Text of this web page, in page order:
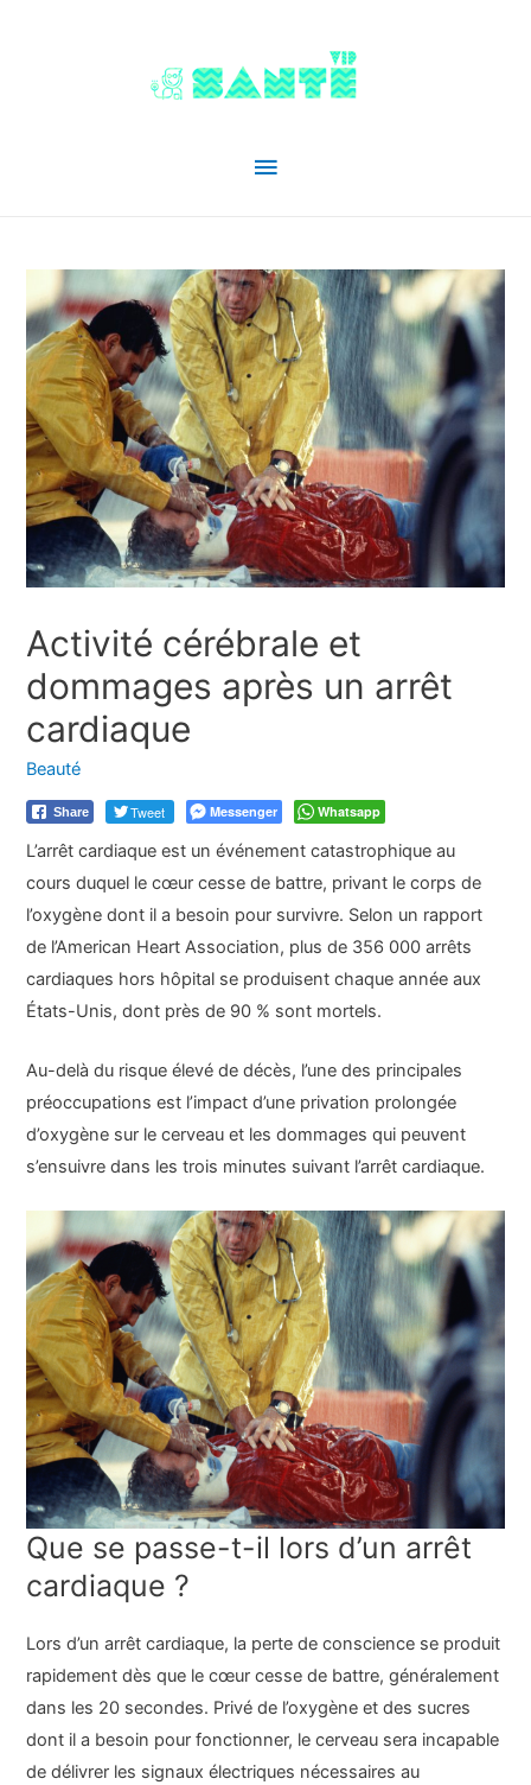
Menu
Activité cérébrale et
dommages après un arrêt
cardiaque
Beauté
Share Tweet Messenger Whatsapp
L’arrêt cardiaque est un événement catastrophique au
cours duquel le cœur cesse de battre, privant le corps de
l’oxygène dont il a besoin pour survivre. Selon un rapport
de l’American Heart Association, plus de 356 000 arrêts
cardiaques hors hôpital se produisent chaque année aux
États-Unis, dont près de 90 % sont mortels.
Au-delà du risque élevé de décès, l’une des principales
préoccupations est l’impact d’une privation prolongée
d’oxygène sur le cerveau et les dommages qui peuvent
s’ensuivre dans les trois minutes suivant l’arrêt cardiaque.
Que se passe-t-il lors d’un arrêt
cardiaque ?
Lors d’un arrêt cardiaque, la perte de conscience se produit
rapidement dès que le cœur cesse de battre, généralement
dans les 20 secondes. Privé de l’oxygène et des sucres
dont il a besoin pour fonctionner, le cerveau sera incapable
de délivrer les signaux électriques nécessaires au